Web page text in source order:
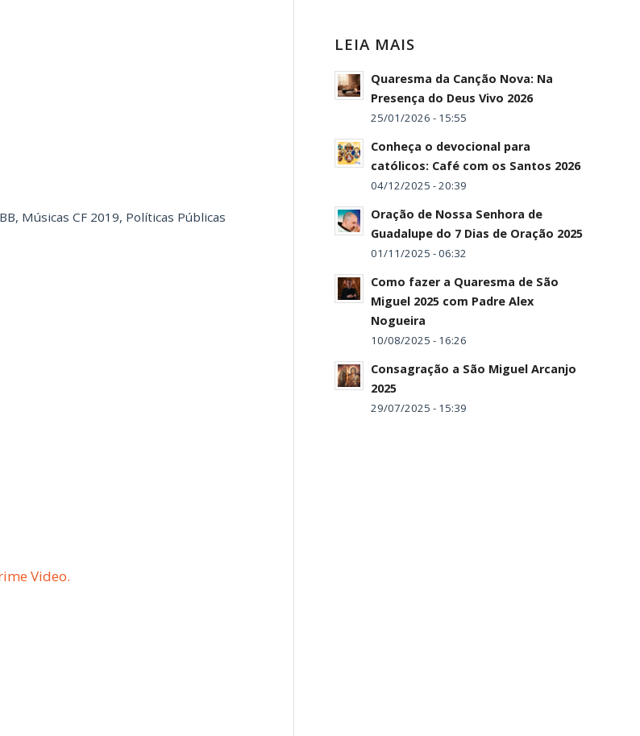
, Músicas CF 2019, Políticas Públicas
Video.
LEIA MAIS
Quaresma da Canção Nova: Na
Presença do Deus Vivo 2026
25/01/2026 - 15:55
Conheça o devocional para
católicos: Café com os Santos 2026
04/12/2025 - 20:39
Oração de Nossa Senhora de
Guadalupe do 7 Dias de Oração 2025
01/11/2025 - 06:32
Como fazer a Quaresma de São
Miguel 2025 com Padre Alex
Nogueira
10/08/2025 - 16:26
Consagração a São Miguel Arcanjo
2025
29/07/2025 - 15:39